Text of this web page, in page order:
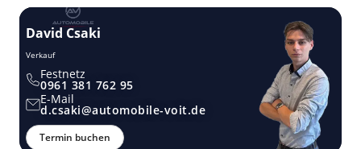
David Csaki
Verkauf
Festnetz
0961 381 762 95
E-Mail
d.csaki@automobile-voit.de
Termin buchen